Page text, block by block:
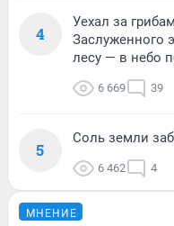
4
Уехал за
Заслуженного
лесу — в небо
6 669 39
5
Соль земли
6 462 4
МНЕНИЕ